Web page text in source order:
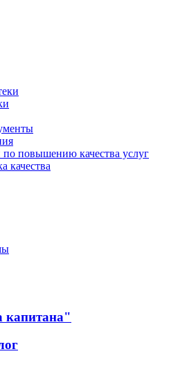
повышению качества услуг
качества
капитана"